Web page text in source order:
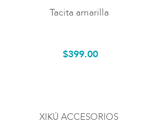
Tacita amarilla
$399.00
XIKÚ ACCESORIOS